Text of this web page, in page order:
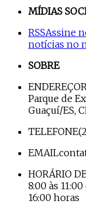
MÍDIAS
RSSAssine
notícias no
SOBRE
ENDEREÇO
Parque de
Guaçuí/ES,
TELEFONE
EMAIL
HORÁRIO
8:00 às
16:00 horas